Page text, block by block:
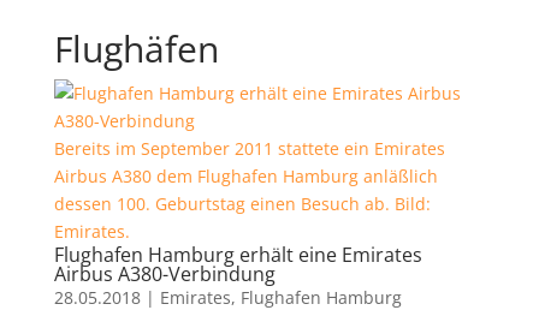
Flughäfen
Bereits im September 2011 stattete ein Emirates
Airbus A380 dem Flughafen Hamburg anläßlich
dessen 100. Geburtstag einen Besuch ab. Bild:
Emirates.
Flughafen Hamburg erhält eine Emirates
Airbus A380-Verbindung
28.05.2018| Emirates, Flughafen Hamburg